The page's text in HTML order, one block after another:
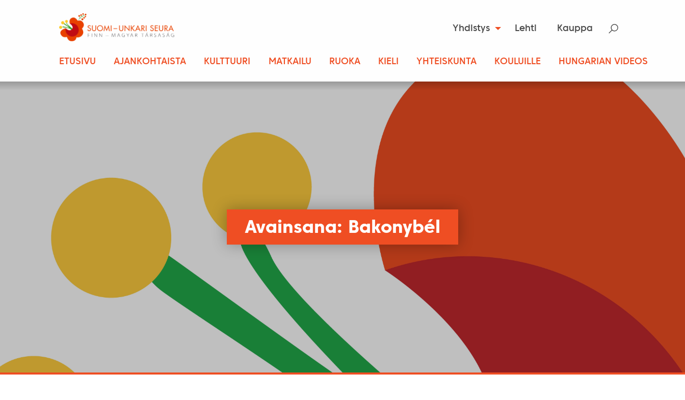
Yhdistys Lehti Kauppa
ETUSIVU AJANKOHTAISTA KULTTUURI MATKAILU RUOKA KIELI YHTEISKUNTA KOULUILLE HUNGARIAN VIDEOS
Avainsana: Bakonybél